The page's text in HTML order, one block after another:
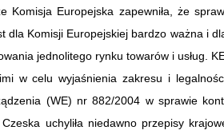
Komisja Europejska zapewniła, że
dla Komisji Europejskiej bardzo ważna i
jednolitego rynku towarów i usług.
w celu wyjaśnienia zakresu i
(WE) nr 882/2004 w sprawie
uchyliła niedawno przepisy